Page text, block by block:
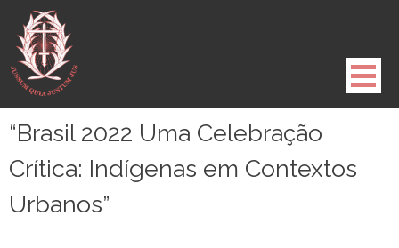
para
conteúdo
“Brasil 2022 Uma Celebração
Crítica: Indígenas em Contextos
Urbanos”